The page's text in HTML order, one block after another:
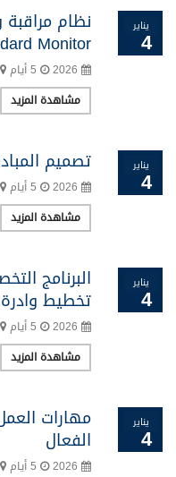
يناير4
Monitor
مشاهدة المزيد
يناير4
تصميم
مشاهدة المزيد
يناير4
البرنامج
تخطيط
مشاهدة المزيد
يناير4
مهارات
الفعال